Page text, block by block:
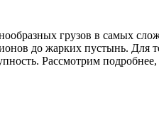
грузов в самых
до жарких пустынь. Для
Рассмотрим